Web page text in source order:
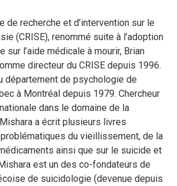
de recherche et d’intervention sur le
(CRISE), renommé suite à l’adoption
sur l’aide médicale à mourir, Brian
directeur du CRISE depuis 1996.
département de psychologie de
à Montréal depuis 1979. Chercheur
dans le domaine de la
a écrit plusieurs livres
du vieillissement, de la
ainsi que sur le suicide et
est un des co-fondateurs de
de suicidologie (devenue depuis